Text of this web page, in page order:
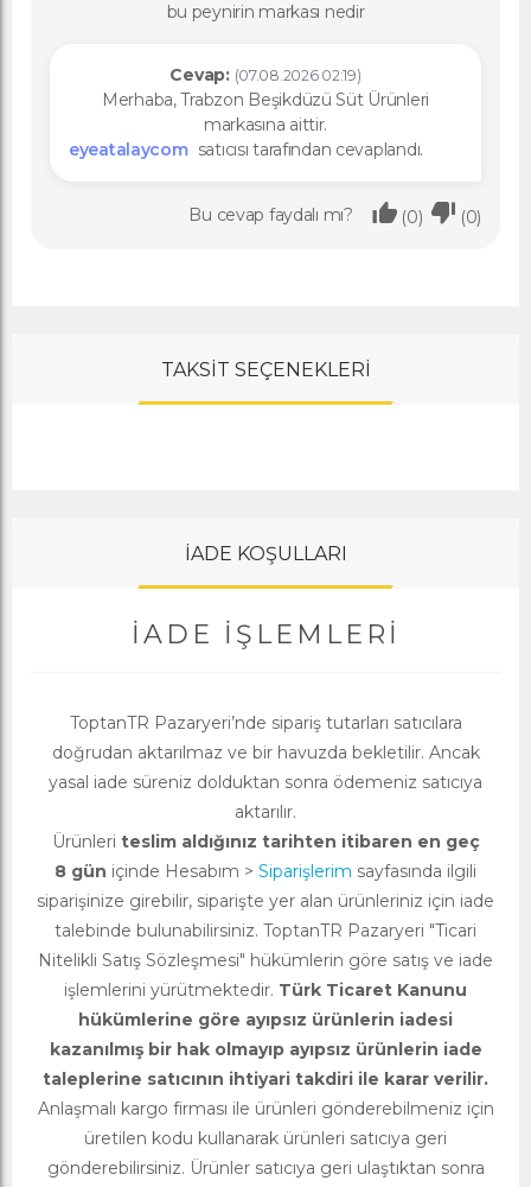
bu peynirin markası nedir
Cevap: (07.08.2026 02:19)
Merhaba, Trabzon Beşikdüzü Süt Ürünleri
markasına aittir.
eyeatalaycom satıcısı tarafından cevaplandı.
Bu cevap faydalı mı? (0) (0)
TAKSİT SEÇENEKLERİ
İADE KOŞULLARI
İADE İŞLEMLERI
ToptanTR Pazaryeri’nde sipariş tutarları satıcılara
doğrudan aktarılmaz ve bir havuzda bekletilir. Ancak
yasal iade süreniz dolduktan sonra ödemeniz satıcıya
aktarılır.
Ürünleri teslim aldığınız tarihten itibaren en geç
8 gün içinde Hesabım > Siparişlerim sayfasında ilgili
siparişinize girebilir, siparişte yer alan ürünleriniz için iade
talebinde bulunabilirsiniz. ToptanTR Pazaryeri "Ticari
Nitelikli Satış Sözleşmesi" hükümlerin göre satış ve iade
işlemlerini yürütmektedir. Türk Ticaret Kanunu
hükümlerine göre ayıpsız ürünlerin iadesi
kazanılmış bir hak olmayıp ayıpsız ürünlerin iade
taleplerine satıcının ihtiyari takdiri ile karar verilir.
Anlaşmalı kargo firması ile ürünleri gönderebilmeniz için
üretilen kodu kullanarak ürünleri satıcıya geri
gönderebilirsiniz. Ürünler satıcıya geri ulaştıktan sonra